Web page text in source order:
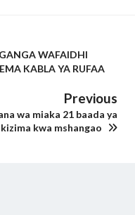
WAFAIDHI
KABLA YA RUFAA
Previous
wa miaka 21 baada ya
kwa mshangao